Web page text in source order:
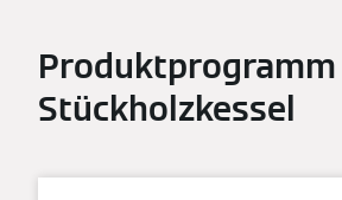
Produktprogramm
Stückholzkessel